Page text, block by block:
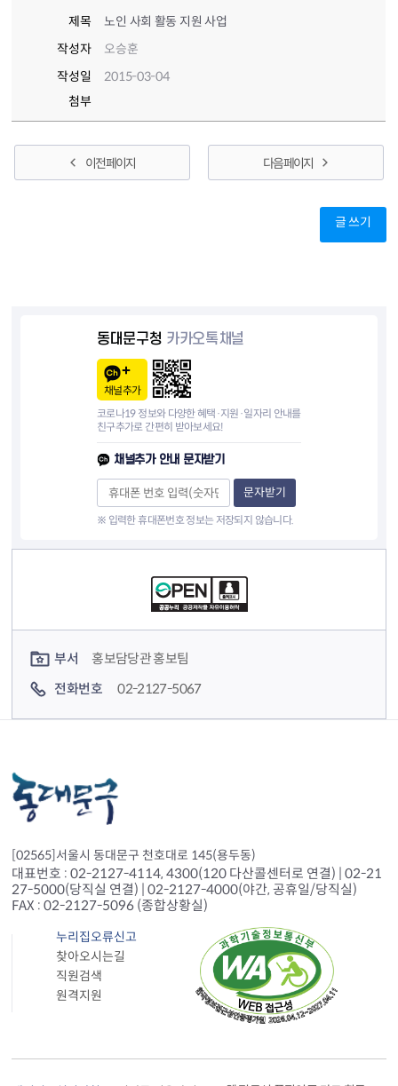
제목
노인 사회 활동 지원 사업
작성자
오승훈
작성일
2015-03-04
첨부
이전 페이지 다음 페이지
글 쓰기
동대문구청 카카오톡채널
채널추가
코로나19 정보와 다양한 혜택·지원·일자리 안내를
친구추가로 간편히 받아보세요!
채널추가 안내 문자받기
문자받기
※ 입력한 휴대폰번호 정보는 저장되지 않습니다.
부서
홍보담당관 홍보팀
전화번호
02-2127-5067
[02565]서울시 동대문구 천호대로 145(용두동)
대표번호 : 02-2127-4114, 4300(120 다산콜센터로 연결) | 02-21
27-5000(당직실 연결) | 02-2127-4000(야간, 공휴일/당직실)
FAX : 02-2127-5096 (종합상황실)
누리집오류신고
찾아오시는길
직원검색
원격지원